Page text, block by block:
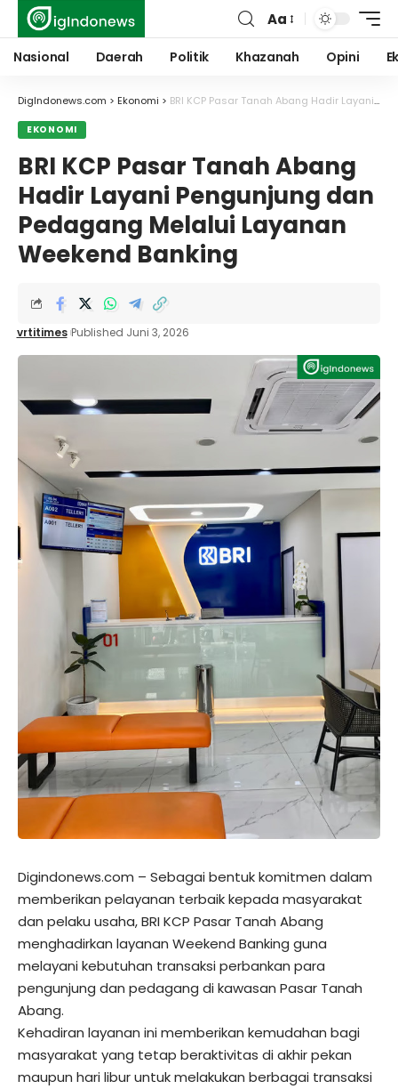
Font
Resizer
Aa
Nasional Daerah Politik Khazanah Opini
DigIndonews.com > Ekonomi > BRI KCP Pasar Tanah Abang Hadir Layani Pengunjung dan Pedagang Melalui Layanan Weekend Banking
EKONOMI
BRI KCP Pasar Tanah Abang
Hadir Layani Pengunjung dan
Pedagang Melalui Layanan
Weekend Banking
vrtitimes Published Juni 3, 2026
Digindonews.com – Sebagai bentuk komitmen dalam
memberikan pelayanan terbaik kepada masyarakat
dan pelaku usaha, BRI KCP Pasar Tanah Abang
menghadirkan layanan Weekend Banking guna
melayani kebutuhan transaksi perbankan para
pengunjung dan pedagang di kawasan Pasar Tanah
Abang.
Kehadiran layanan ini memberikan kemudahan bagi
masyarakat yang tetap beraktivitas di akhir pekan
maupun hari libur untuk melakukan berbagai transaksi